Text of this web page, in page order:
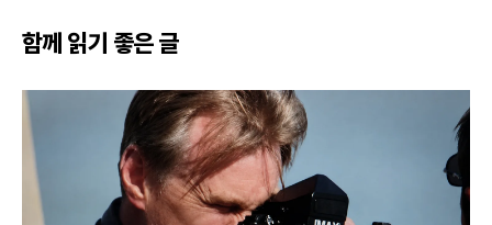
함께 읽기 좋은 글